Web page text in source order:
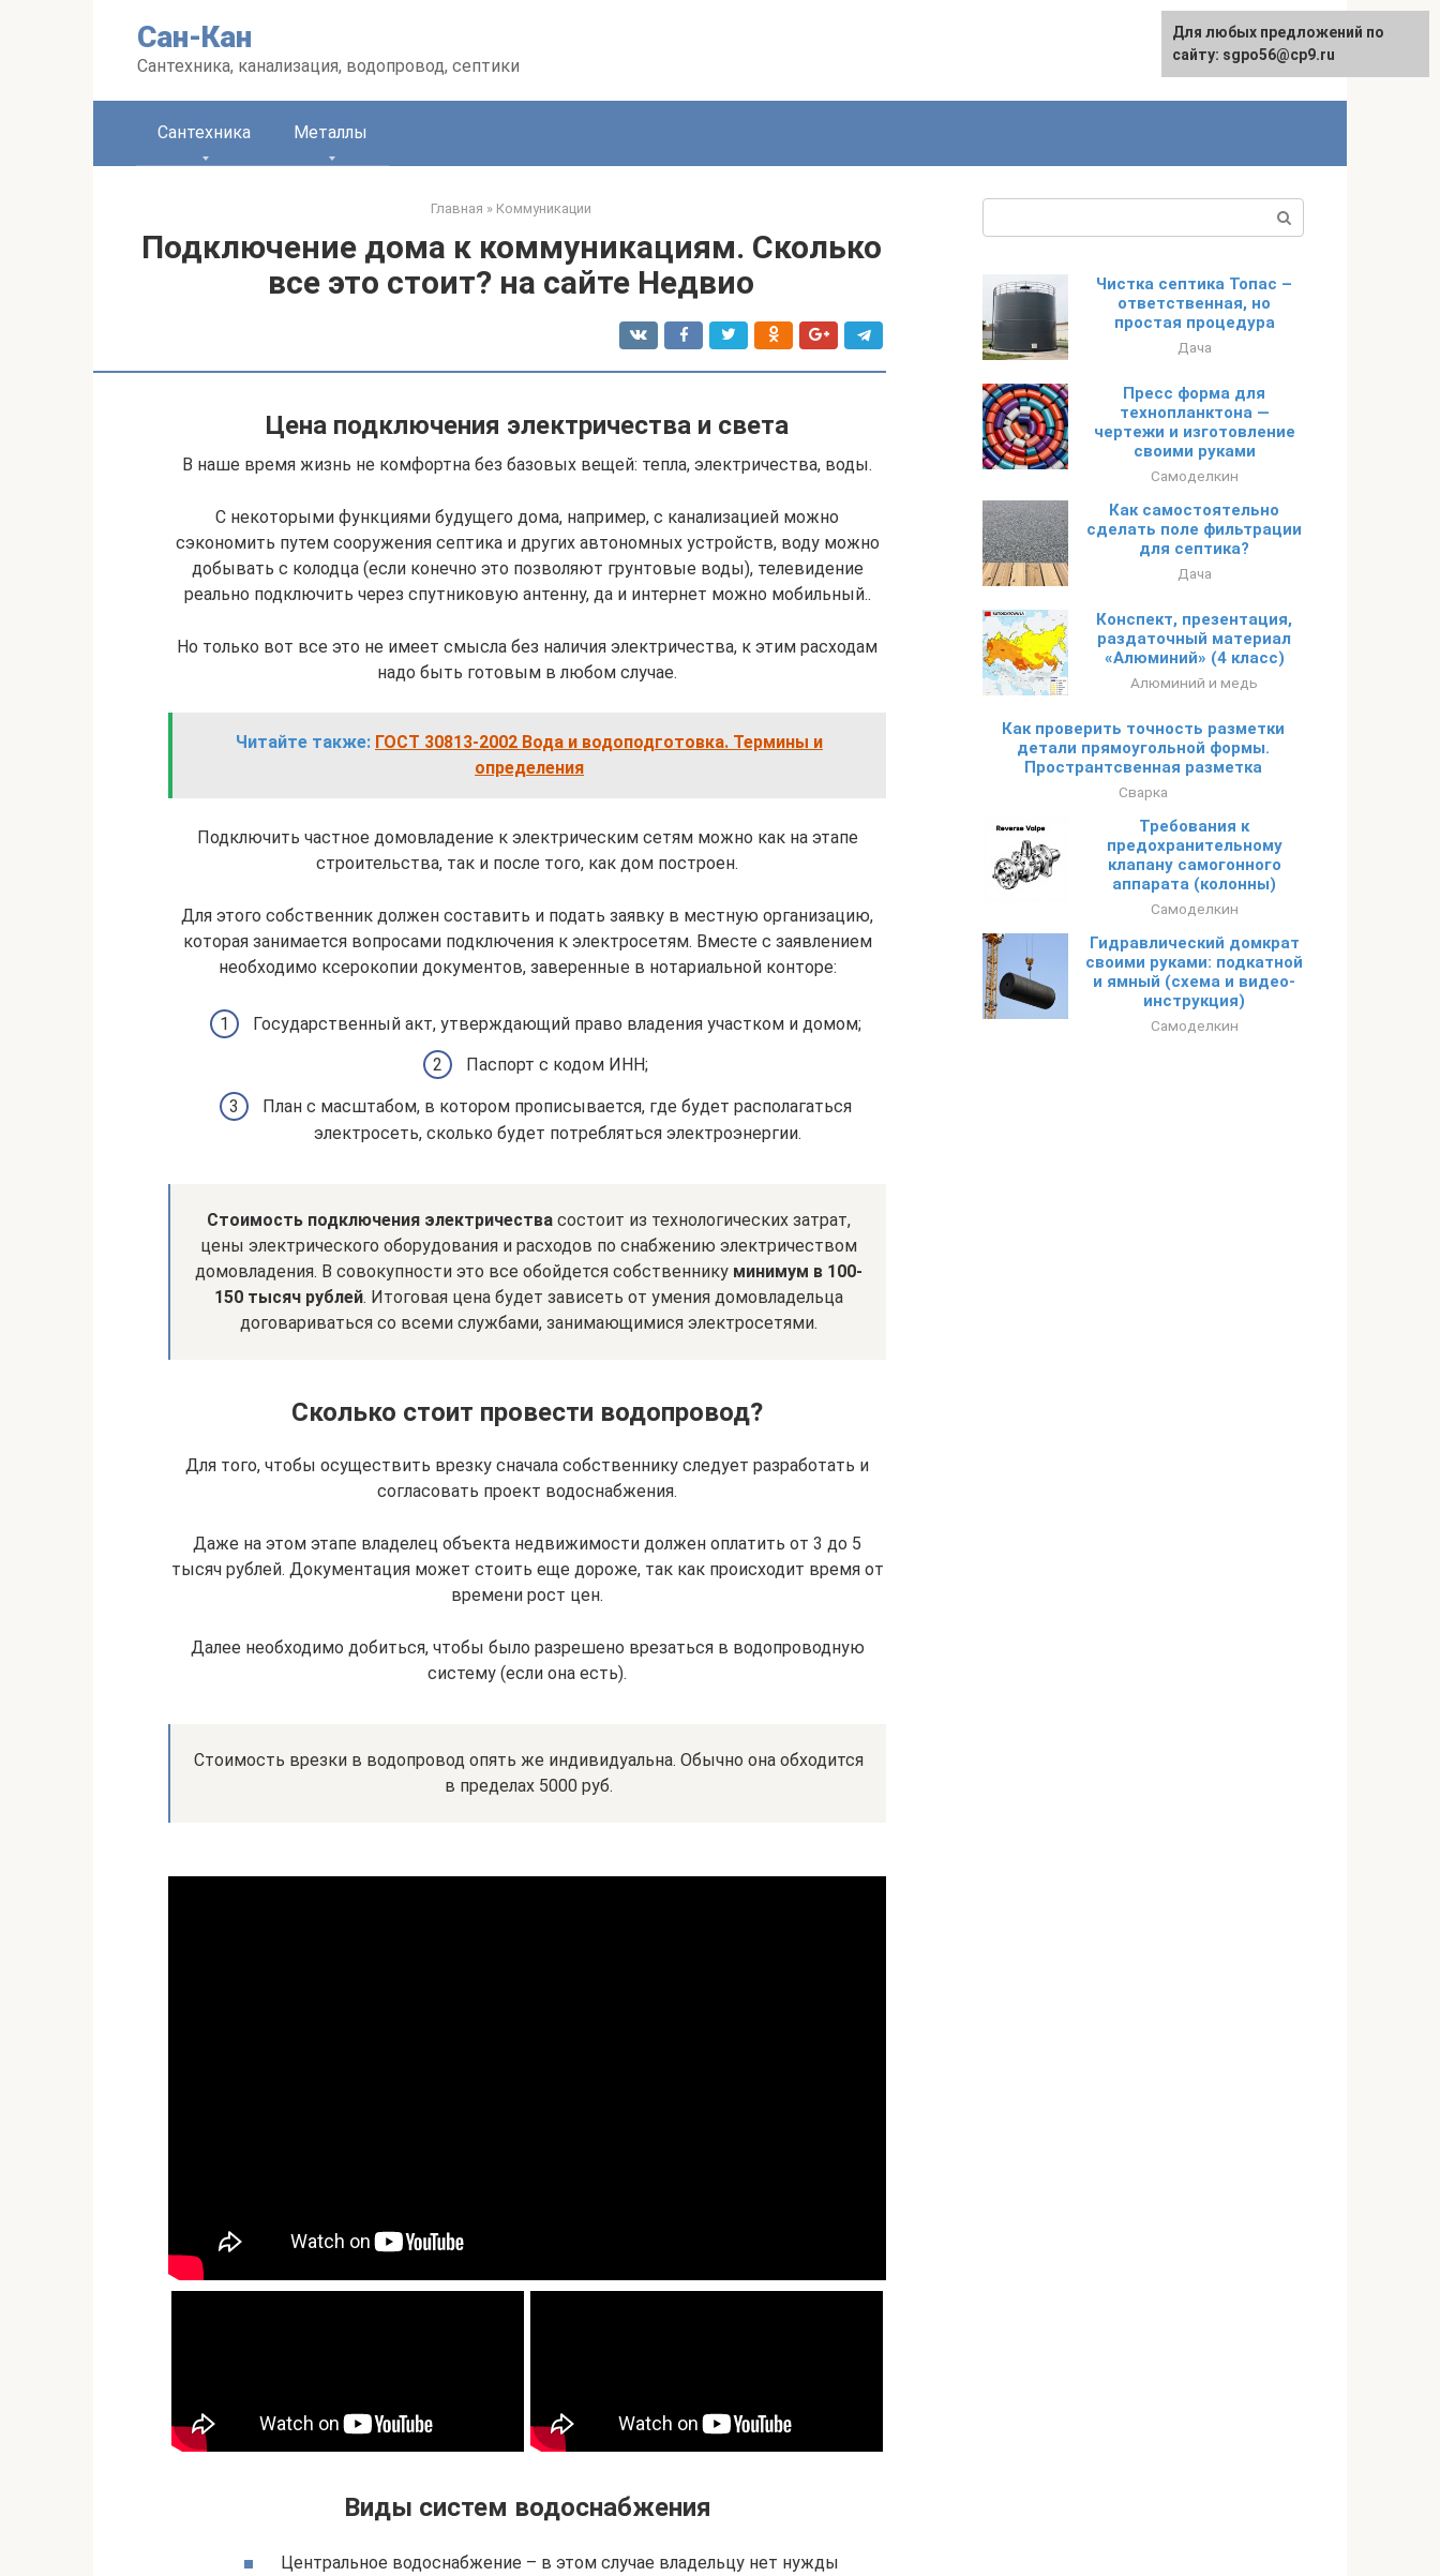
Сан-Кан
Сантехника, канализация, водопровод, септики
English
Сантехника Металлы
Главная » Коммуникации
Подключение дома к коммуникациям. Сколько
все это стоит? на сайте Недвио
Цена подключения электричества и света
В наше время жизнь не комфортна без базовых вещей: тепла, электричества, воды.
С некоторыми функциями будущего дома, например, с канализацией можно
сэкономить путем сооружения септика и других автономных устройств, воду можно
добывать с колодца (если конечно это позволяют грунтовые воды), телевидение
реально подключить через спутниковую антенну, да и интернет можно мобильный..
Но только вот все это не имеет смысла без наличия электричества, к этим расходам
надо быть готовым в любом случае.
Читайте также: ГОСТ 30813-2002 Вода и водоподготовка. Термины и
определения
Подключить частное домовладение к электрическим сетям можно как на этапе
строительства, так и после того, как дом построен.
Для этого собственник должен составить и подать заявку в местную организацию,
которая занимается вопросами подключения к электросетям. Вместе с заявлением
необходимо ксерокопии документов, заверенные в нотариальной конторе:
Государственный акт, утверждающий право владения участком и домом;
Паспорт с кодом ИНН;
План с масштабом, в котором прописывается, где будет располагаться
электросеть, сколько будет потребляться электроэнергии.
Стоимость подключения электричествасостоит из технологических затрат,
цены электрического оборудования и расходов по снабжению электричеством
домовладения. В совокупности это все обойдется собственнику минимум в 100-
150 тысяч рублей. Итоговая цена будет зависеть от умения домовладельца
договариваться со всеми службами, занимающимися электросетями.
Сколько стоит провести водопровод?
Для того, чтобы осуществить врезку сначала собственнику следует разработать и
согласовать проект водоснабжения.
Даже на этом этапе владелец объекта недвижимости должен оплатить от 3 до 5
тысяч рублей. Документация может стоить еще дороже, так как происходит время от
времени рост цен.
Далее необходимо добиться, чтобы было разрешено врезаться в водопроводную
систему (если она есть).
Стоимость врезки в водопровод опять же индивидуальна. Обычно она обходится
в пределах 5000 руб.
Виды систем водоснабжения
Центральное водоснабжение – в этом случае владельцу нет нужды
Чистка септика Топас –
ответственная, но
простая процедура
Дача
Пресс форма для
технопланктона —
чертежи и изготовление
своими руками
Самоделкин
Как самостоятельно
сделать поле фильтрации
для септика?
Дача
Конспект, презентация,
раздаточный материал
«Алюминий» (4 класс)
Алюминий и медь
Как проверить точность разметки
детали прямоугольной формы.
Пространтсвенная разметка
Сварка
Требования к
предохранительному
клапану самогонного
аппарата (колонны)
Самоделкин
Гидравлический домкрат
своими руками: подкатной
и ямный (схема и видео-
инструкция)
Самоделкин
Для любых предложений по
сайту: sgpo56@cp9.ru